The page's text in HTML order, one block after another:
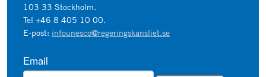
103 33 Stockholm.
Tel +46 8 405 10 00.
E-post: infounesco@regeringskansliet.se
Email